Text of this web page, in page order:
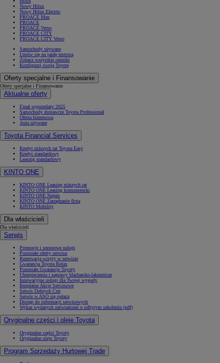
Nowy Hilux
Nowy Hilux Electric
PROACE Max
PROACE
PROACE Verso
PROACE CITY
PROACE CITY Verso
Samochody używane
Umów się na jazdę testową
Zobacz wszystkie cenniki
Konfiguruj swoją Toyotę
Oferty specjalne i Finansowanie
Oferty specjalne i Finansowanie
Aktualne oferty
Finał wyprzedaży 2025
Samochody dostawcze Toyota Professional
Oferta biznesowa
Auta używane
Toyota Financial Services
Kredyt niższych rat Toyota Easy
Kredyt standardowy
Leasing standardowy
KINTO ONE
KINTO ONE Leasing niższych rat
KINTO ONE Leasing konsumencki
KINTO ONE Najem
KINTO ONE Zarządzanie flotą
KINTO Mobility
Dla właścicieli
Dla właścicieli
Serwis
Promocje i sezonowe usługi
Pozostałe oferty serwisu
Rezerwacja wizyty w serwisie
Gwarancja Toyota Relax
Pozostałe Gwarancje Toyoty
Ubezpieczenia i naprawy blacharsko-lakiernicze
Innowacyjne usługi dla Twojej wygody
Bezpłatne Akcje Serwisowe
Serwis Dobrych Cen
Serwis w ASO się opłaca
Dostęp do informacji serwisowych
Wykaz wydanych zaświadczeń o odbytym szkoleniu (pdf)
Oryginalne części i oleje Toyota
Oryginalne części Toyoty
Oryginalne oleje Toyoty
Program Sprzedaży Hurtowej Trade